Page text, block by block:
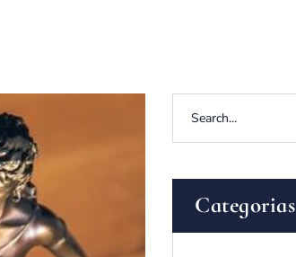
Categorias